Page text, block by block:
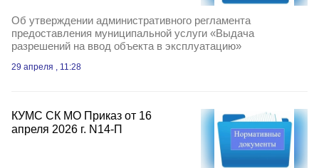
Об утверждении административного регламента
предоставления муниципальной услуги «Выдача
разрешений на ввод объекта в эксплуатацию»
29 апреля , 11:28
КУМС СК МО Приказ от 16
апреля 2026 г. N14-П